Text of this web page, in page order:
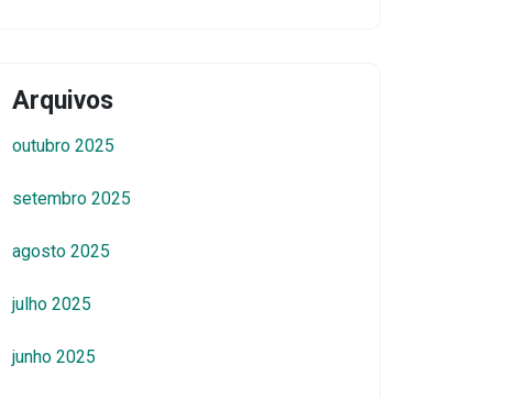
Arquivos
outubro 2025
setembro 2025
agosto 2025
julho 2025
junho 2025